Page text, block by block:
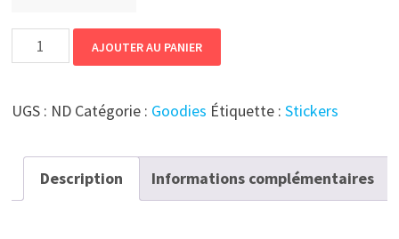
quantité
de
Vibration
AJOUTER AU PANIER
UGS : ND Catégorie : Goodies Étiquette : Stickers
Description Informations complémentaires